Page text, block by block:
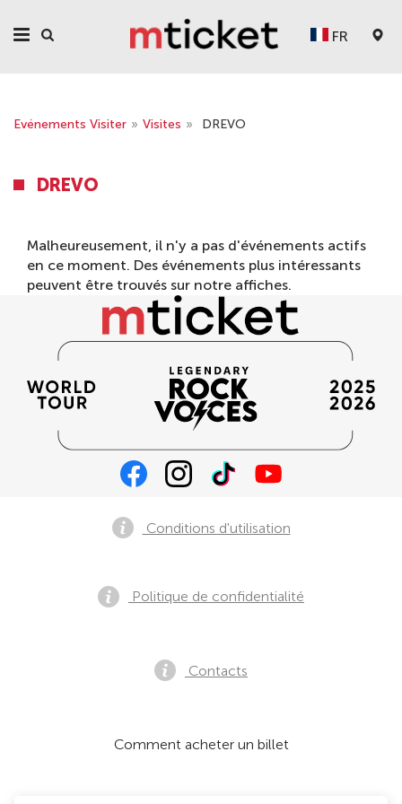
FR
Evénements Visiter » Visites » DREVO
DREVO
Malheureusement, il n'y a pas d'événements actifs
en ce moment. Des événements plus intéressants
peuvent être trouvés sur notre affiches.
Conditions d'utilisation
Politique de confidentialité
Contacts
Comment acheter un billet